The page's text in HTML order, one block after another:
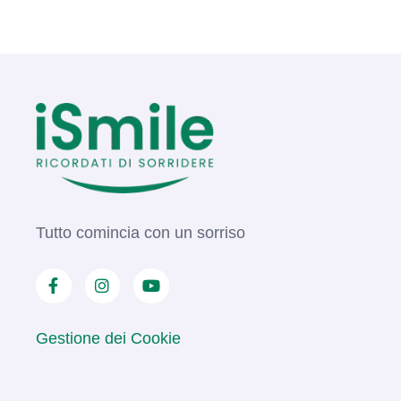
Tutto comincia con un sorriso
Gestione dei Cookie